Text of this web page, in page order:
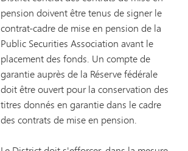
pension doivent être tenus de signer le
contrat-cadre de mise en pension de la
Public Securities Association avant le
placement des fonds. Un compte de
garantie auprès de la Réserve fédérale
doit être ouvert pour la conservation des
titres donnés en garantie dans le cadre
des contrats de mise en pension.